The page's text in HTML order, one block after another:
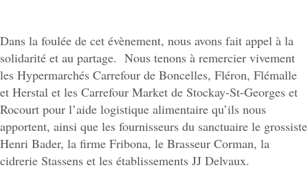
Dans la foulée de cet évènement, nous avons fait appel à la
solidarité et au partage. Nous tenons à remercier vivement
les Hypermarchés Carrefour de Boncelles, Fléron, Flémalle
et Herstal et les Carrefour Market de Stockay-St-Georges et
Rocourt pour l’aide logistique alimentaire qu’ils nous
apportent, ainsi que les fournisseurs du sanctuaire le grossiste
Henri Bader, la firme Fribona, le Brasseur Corman, la
cidrerie Stassens et les établissements JJ Delvaux.